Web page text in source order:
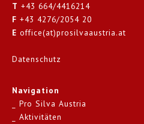
T +43 664/4416214
F +43 4276/2054 20
E office(at)prosilvaaustria.at
Datenschutz
Navigation
Pro Silva Austria
Aktivitäten